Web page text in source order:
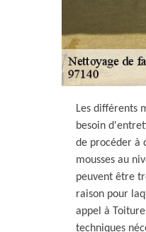
Les différents
besoin
de procéder à
mousses au
peuvent être
raison pour
appel à
techniques